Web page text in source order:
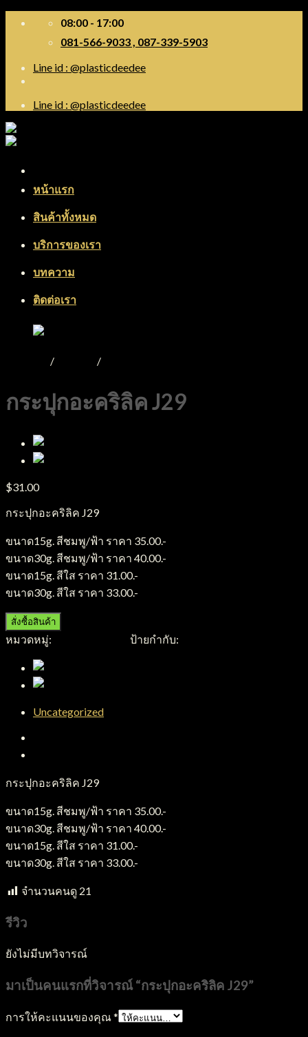
08:00 - 17:00
081-566-9033 , 087-339-5903
Line id : @plasticdeedee
Line id : @plasticdeedee
หน้าแรก
สินค้าทั้งหมด
บริการของเรา
บทความ
ติดต่อเรา
/ /
กระปุกอะคริลิค J29
$31.00
กระปุกอะคริลิค J29
ขนาด15g. สีชมพู/ฟ้า ราคา 35.00.-
ขนาด30g. สีชมพู/ฟ้า ราคา 40.00.-
ขนาด15g. สีใส ราคา 31.00.-
ขนาด30g. สีใส ราคา 33.00.-
สั่งซื้อสินค้า
หมวดหมู่: ป้ายกำกับ:
Uncategorized
กระปุกอะคริลิค J29
ขนาด15g. สีชมพู/ฟ้า ราคา 35.00.-
ขนาด30g. สีชมพู/ฟ้า ราคา 40.00.-
ขนาด15g. สีใส ราคา 31.00.-
ขนาด30g. สีใส ราคา 33.00.-
จำนวนคนดู 21
รีวิว
ยังไม่มีบทวิจารณ์
มาเป็นคนแรกที่วิจารณ์ “กระปุกอะคริลิค J29”
การให้คะแนนของคุณ*